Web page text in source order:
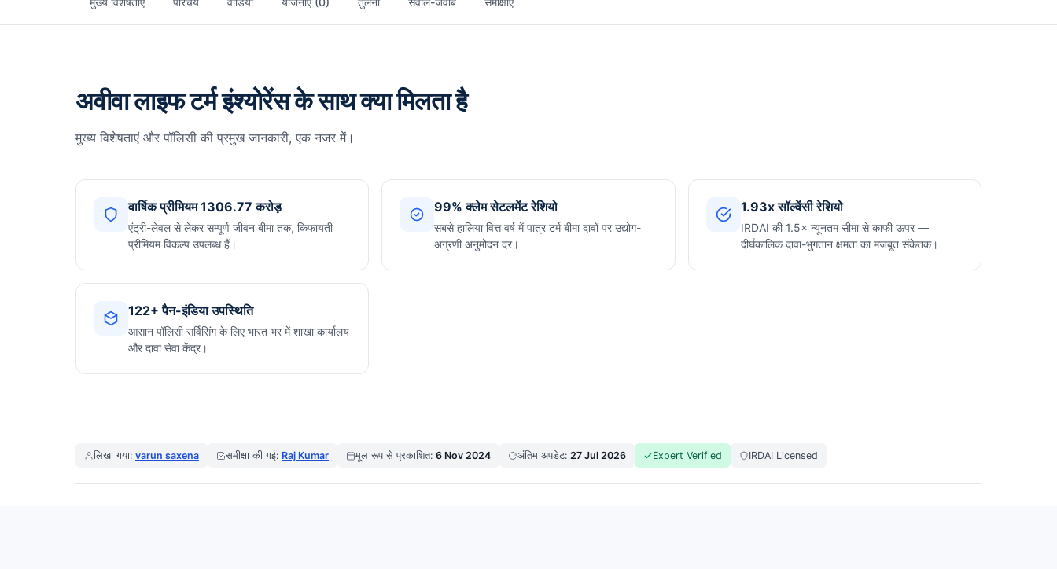
अवीवा लाइफ टर्म इंश्योरेंस के साथ क्या मिलता है
मुख्य विशेषताएं और पॉलिसी की प्रमुख जानकारी, एक नजर में।
वार्षिक प्रीमियम 1306.77 करोड़
एंट्री-लेवल से लेकर सम्पूर्ण जीवन बीमा तक, किफायती
प्रीमियम विकल्प उपलब्ध हैं।
99% क्लेम सेटलमेंट रेशियो
सबसे हालिया वित्त वर्ष में पात्र टर्म बीमा दावों पर उद्योग-
अग्रणी अनुमोदन दर।
1.93x सॉल्वेंसी रेशियो
IRDAI की 1.5× न्यूनतम सीमा से काफी ऊपर —
दीर्घकालिक दावा-भुगतान क्षमता का मजबूत संकेतक।
122+ पैन-इंडिया उपस्थिति
आसान पॉलिसी सर्विसिंग के लिए भारत भर में शाखा कार्यालय
और दावा सेवा केंद्र।
लिखा गया: varun saxena समीक्षा की गई: Raj Kumar मूल रूप से प्रकाशित: 6 Nov 2024 अंतिम अपडेट: 27 Jul 2026 Expert Verified IRDAI Licensed